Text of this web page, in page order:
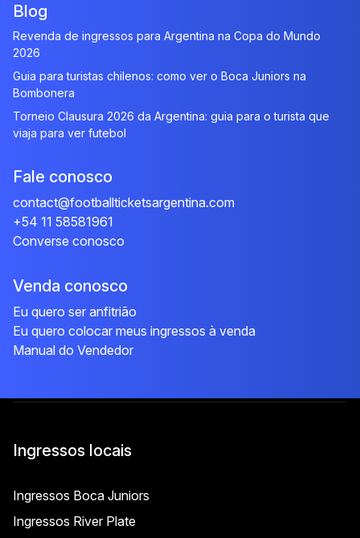
Blog
Revenda de ingressos para Argentina na Copa do Mundo
2026
Guia para turistas chilenos: como ver o Boca Juniors na
Bombonera
Torneio Clausura 2026 da Argentina: guia para o turista que
viaja para ver futebol
Fale conosco
contact@footballticketsargentina.com
+54 11 58581961
Converse conosco
Venda conosco
Eu quero ser anfitrião
Eu quero colocar meus ingressos à venda
Manual do Vendedor
Ingressos locais
Ingressos Boca Juniors
Ingressos River Plate